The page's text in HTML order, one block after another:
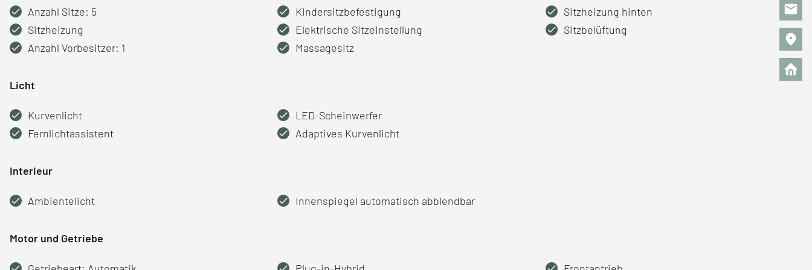
Anzahl Sitze: 5
Sitzheizung
Anzahl Vorbesitzer: 1
Kindersitzbefestigung
Elektrische Sitzeinstellung
Massagesitz
Sitzheizung hinten
Sitzbelüftung
Licht
Kurvenlicht
Fernlichtassistent
LED-Scheinwerfer
Adaptives Kurvenlicht
Interieur
Ambientelicht Innenspiegel automatisch abblendbar
Motor und Getriebe